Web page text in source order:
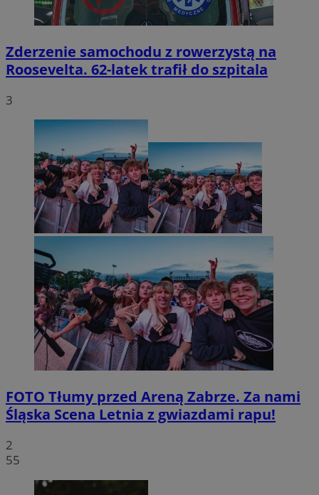
Zderzenie samochodu z rowerzystą na
Roosevelta. 62-latek trafił do szpitala
3
FOTO Tłumy przed Areną Zabrze. Za nami
Śląska Scena Letnia z gwiazdami rapu!
2
55